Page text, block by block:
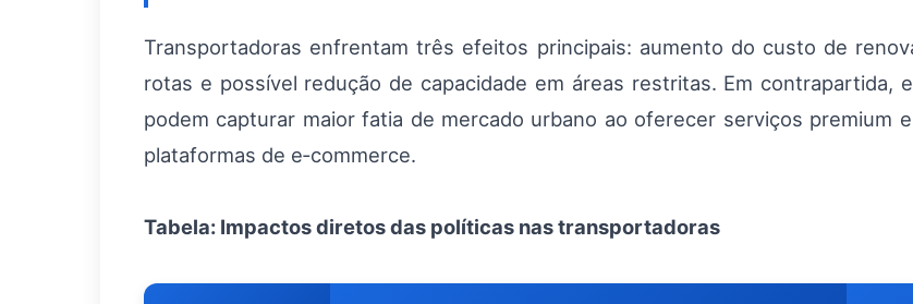
Transportadoras enfrentam três efeitos principais: aumento do custo de
rotas e possível redução de capacidade em áreas restritas. Em contrapartida,
podem capturar maior fatia de mercado urbano ao oferecer serviços premium
plataformas de e‑commerce.
Tabela: Impactos diretos das políticas nas transportadoras